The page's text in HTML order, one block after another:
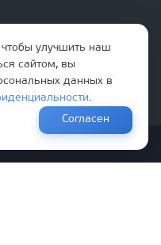
улучшить наш
сайтом, вы
данных в
.
Согласен